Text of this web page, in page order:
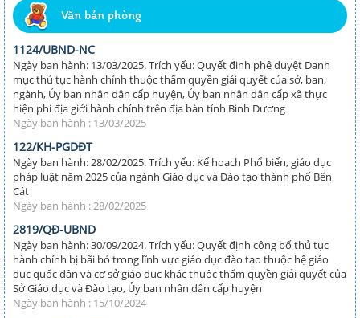
Văn bản phòng
1124/UBND-NC
Ngày ban hành: 13/03/2025. Trích yếu: Quyết đinh phê duyệt Danh
mục thủ tục hành chính thuộc thẩm quyền giải quyết của sở, ban,
ngành, Ủy ban nhân dân cấp huyện, Ủy ban nhân dân cấp xã thực
hiện phi địa giới hành chính trên địa bàn tỉnh Bình Dương
Ngày ban hành : 13/03/2025
122/KH-PGDĐT
Ngày ban hành: 28/02/2025. Trích yếu: Kế hoạch Phổ biến, giáo dục
pháp luật năm 2025 của ngành Giáo dục và Đào tạo thành phố Bến
Cát
Ngày ban hành : 28/02/2025
2819/QĐ-UBND
Ngày ban hành: 30/09/2024. Trích yếu: Quyết định công bố thủ tục
hành chính bị bãi bỏ trong lĩnh vực giáo dục đào tạo thuộc hệ giáo
dục quốc dân và cơ sở giáo dục khác thuộc thẩm quyền giải quyết của
Sở Giáo dục và Đào tạo, Ủy ban nhân dân cấp huyện
Ngày ban hành : 15/10/2024